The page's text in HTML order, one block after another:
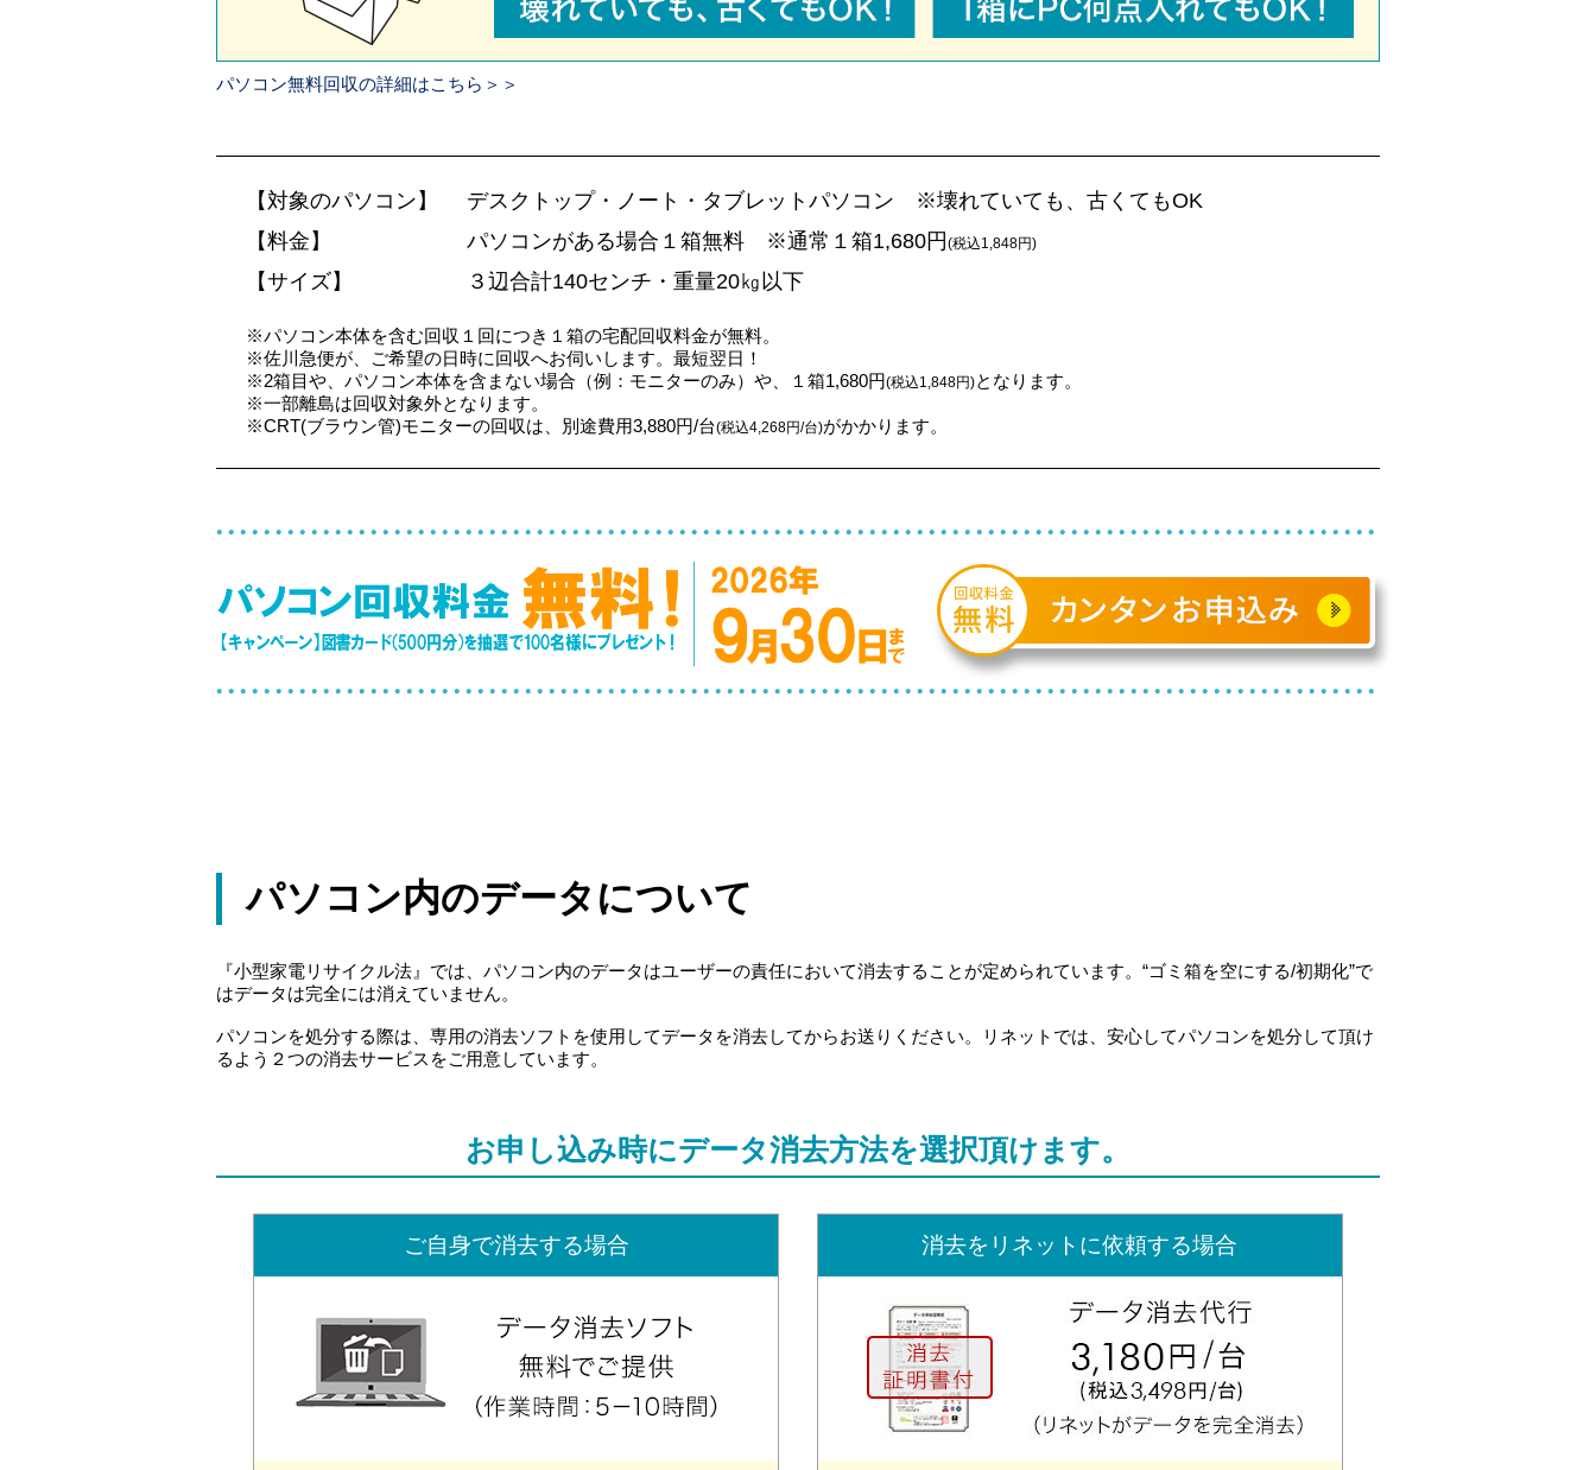
パソコン無料回収の詳細はこちら＞＞
【対象のパソコン】
デスクトップ・ノート・タブレットパソコン ※壊れていても、古くてもOK
【料金】
パソコンがある場合１箱無料 ※通常１箱1,680円(税込1,848円)
【サイズ】 ３辺合計140センチ・重量20㎏以下
※パソコン本体を含む回収１回につき１箱の宅配回収料金が無料。
※佐川急便が、ご希望の日時に回収へお伺いします。最短翌日！
※2箱目や、パソコン本体を含まない場合（例：モニターのみ）や、１箱1,680円(税込1,848円)となります。
※一部離島は回収対象外となります。
※CRT(ブラウン管)モニターの回収は、別途費用3,880円/台(税込4,268円/台)がかかります。
パソコン内のデータについて
『小型家電リサイクル法』では、パソコン内のデータはユーザーの責任において消去することが定められています。“ゴミ箱を空にする/初期化”で
はデータは完全には消えていません。
パソコンを処分する際は、専用の消去ソフトを使用してデータを消去してからお送りください。リネットでは、安心してパソコンを処分して頂け
るよう２つの消去サービスをご用意しています。
お申し込み時にデータ消去方法を選択頂けます。
ご自身で消去する場合 消去をリネットに依頼する場合